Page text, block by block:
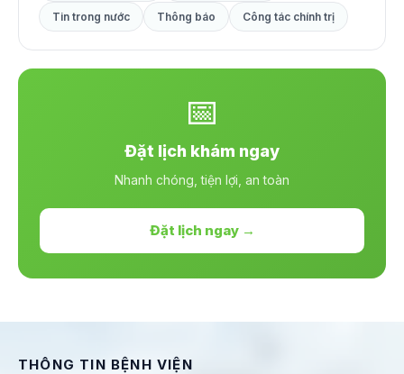
Tin trong nước Thông báo Công tác chính trị
📅
Đặt lịch khám ngay
Nhanh chóng, tiện lợi, an toàn
Đặt lịch ngay →
THÔNG TIN BỆNH VIỆN